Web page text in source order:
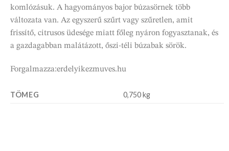
komlózásuk. A hagyományos bajor búzasörnek több
változata van. Az egyszerű szűrt vagy szűretlen, amit
frissítő, citrusos üdesége miatt főleg nyáron fogyasztanak, és
a gazdagabban malátázott, őszi-téli búzabak sörök.
Forgalmazza:erdelyikezmuves.hu
TÖMEG 0,750 kg